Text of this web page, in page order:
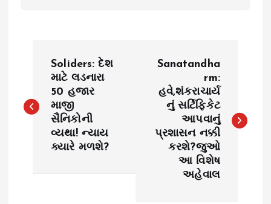
s
Soliders: દેશ
માટે લડનારા
50 હજાર
માજી
સૈનિકોની
વ્યથા! ન્યાય
ક્યારે મળશે?
Sanatandha
rm:
હવે,શંકરાચાર્ય
નું સર્ટિફિકેટ
આપવાનું
પ્રશાસન નક્કી
કરશે?જુઓ
આ વિશેષ
અહેવાલ